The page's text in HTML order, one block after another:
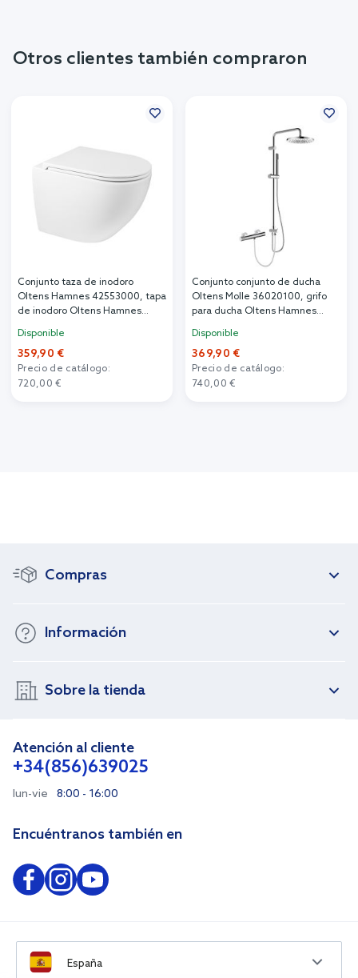
Otros clientes también compraron
Conjunto taza de inodoro
Oltens Hamnes 42553000, tapa
de inodoro Oltens Hamnes
Disponible
359,90 €
Precio de catálogo:
720,00 €
Conjunto conjunto de ducha
Oltens Molle 36020100, grifo
para ducha Oltens Hamnes
Disponible
369,90 €
Precio de catálogo:
740,00 €
Compras
Información
Sobre la tienda
Atención al cliente
+34(856)639025
lun-vie 8:00 - 16:00
Encuéntranos también en
España